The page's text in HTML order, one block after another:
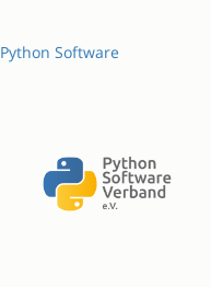
Python Software